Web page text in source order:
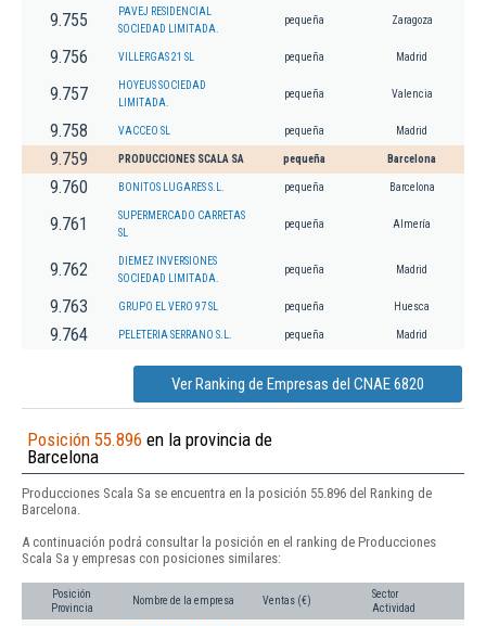
9.755
PAVEJ RESIDENCIAL
SOCIEDAD LIMITADA.
pequeña Zaragoza
9.756 VILLERGAS 21 SL pequeña Madrid
9.757
HOYEUS SOCIEDAD
LIMITADA.
pequeña Valencia
9.758 VACCEO SL pequeña Madrid
9.759 PRODUCCIONES SCALA SA pequeña Barcelona
9.760 BONITOS LUGARES S.L. pequeña Barcelona
9.761
SUPERMERCADO CARRETAS
SL
pequeña Almería
9.762
DIEMEZ INVERSIONES
SOCIEDAD LIMITADA.
pequeña Madrid
9.763 GRUPO EL VERO 97 SL pequeña Huesca
9.764 PELETERIA SERRANO S.L. pequeña Madrid
Ver Ranking de Empresas del CNAE 6820
Posición 55.896 en la provincia de
Barcelona
Producciones Scala Sa se encuentra en la posición 55.896 del Ranking de
Barcelona.
A continuación podrá consultar la posición en el ranking de Producciones
Scala Sa y empresas con posiciones similares:
Posición
Provincia
Nombre de la empresa Ventas (€)
Sector
Actividad